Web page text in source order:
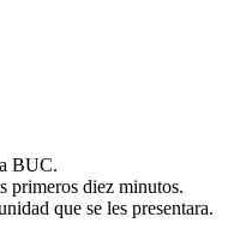
BUC.
primeros diez minutos.
que se les presentara.